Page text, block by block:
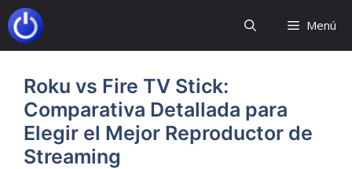
Saltar
al
contenido
Menú
Roku vs Fire TV Stick:
Comparativa Detallada para
Elegir el Mejor Reproductor de
Streaming